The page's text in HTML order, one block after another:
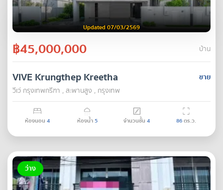
Updated 07/03/2569
฿45,000,000 บ้าน
ขาย
VIVE Krungthep Kreetha
วีเว่ กรุงเทพกรีฑา , สะพานสูง , กรุงเทพ
ห้องนอน 4 ห้องน้ำ5 จำนวนชั้น 4 86ตร.ว.
ว่าง